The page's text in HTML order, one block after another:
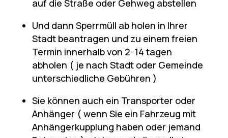
auf die Straße oder Gehweg abstellen
Und dann Sperrmüll ab holen in Ihrer
Stadt beantragen und zu einem freien
Termin innerhalb von 2-14 tagen
abholen ( je nach Stadt oder Gemeinde
unterschiedliche Gebühren )
Sie können auch ein Transporter oder
Anhänger ( wenn Sie ein Fahrzeug mit
Anhängerkupplung haben oder jemand